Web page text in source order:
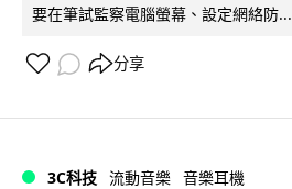
要在筆試監察電腦螢幕、設定網絡防...
分享
3C科技 流動音樂 音樂耳機